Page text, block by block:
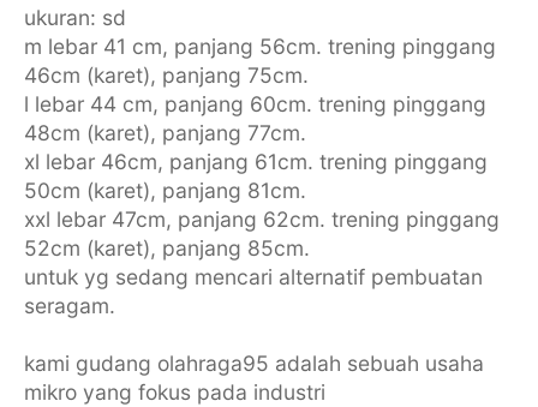
ukuran: sd
m lebar 41 cm, panjang 56cm. trening pinggang
46cm (karet), panjang 75cm.
l lebar 44 cm, panjang 60cm. trening pinggang
48cm (karet), panjang 77cm.
xl lebar 46cm, panjang 61cm. trening pinggang
50cm (karet), panjang 81cm.
xxl lebar 47cm, panjang 62cm. trening pinggang
52cm (karet), panjang 85cm.
untuk yg sedang mencari alternatif pembuatan
seragam.
kami gudang olahraga95 adalah sebuah usaha
mikro yang fokus pada industri